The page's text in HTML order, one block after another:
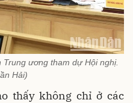
ương tham dự Hội nghị.
Hải)
thấy không chỉ ở các